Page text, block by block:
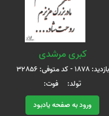
کبری مرشدی
بازدید: 1878 - کد متوفی: 32856
تولد: فوت:
ورود به صفحه یادبود